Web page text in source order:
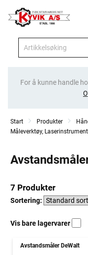
For å kunne handle
Start Produkter
Måleverktøy, Laserinstrument
7 Produkter
Sortering:
Vis bare lagervarer
Avstandsmåler DeWalt